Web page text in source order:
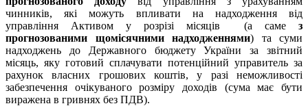
чинників, які можуть впливати на надходження від
управління Активом у розрізі місяців (а саме з
прогнозованими щомісячними надходженнями) та суми
надходжень до Державного бюджету України за звітний
місяць, яку готовий сплачувати потенційний управитель за
рахунок власних грошових коштів, у разі неможливості
забезпечення очікуваного розміру доходів (сума має бути
виражена в гривнях без ПДВ).